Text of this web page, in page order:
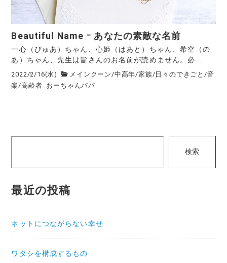
Beautiful Name ｰ あなたの素敵な名前
一心（ぴゅあ）ちゃん、心姫（はあと）ちゃん、希空（の
あ）ちゃん、先生は皆さんのお名前が読めません。必...
2022/2/16(水) メインクーン /中高年/家族/日々のできごと /音
楽 /高齢者 おーちゃんパパ
検索
最近の投稿
ネットにつながらない幸せ
ワタシを構成するもの